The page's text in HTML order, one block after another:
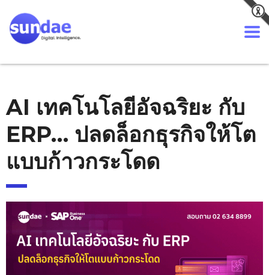
AI เทคโนโลยีอัจฉริยะ กับ
ERP… ปลดล็อกธุรกิจให้โต
แบบก้าวกระโดด